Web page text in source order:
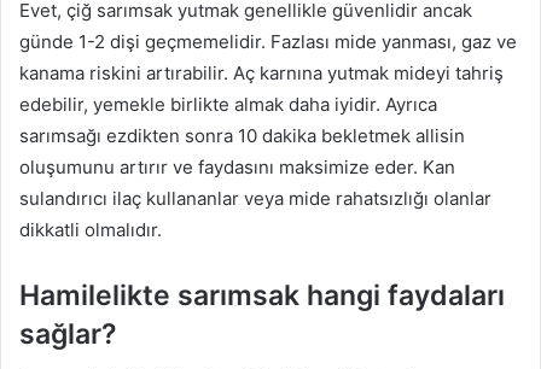
Evet, çiğ sarımsak yutmak genellikle güvenlidir ancak
günde 1-2 dişi geçmemelidir. Fazlası mide yanması, gaz ve
kanama riskini artırabilir. Aç karnına yutmak mideyi tahriş
edebilir, yemekle birlikte almak daha iyidir. Ayrıca
sarımsağı ezdikten sonra 10 dakika bekletmek allisin
oluşumunu artırır ve faydasını maksimize eder. Kan
sulandırıcı ilaç kullananlar veya mide rahatsızlığı olanlar
dikkatli olmalıdır.
Hamilelikte sarımsak hangi faydaları
sağlar?